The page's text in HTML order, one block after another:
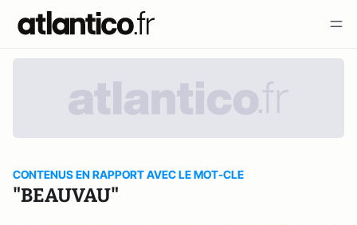
CONTENUS EN RAPPORT AVEC LE MOT-CLE
"BEAUVAU"